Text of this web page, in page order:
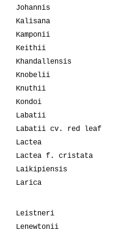
Johannis
Kalisana
Kamponii
Keithii
Khandallensis
Knobelii
Knuthii
Kondoi
Labatii
Labatii cv. red leaf
Lactea
Lactea f. cristata
Laikipiensis
Larica
Leistneri
Lenewtonii